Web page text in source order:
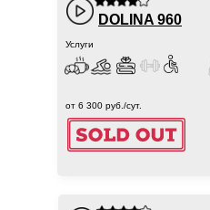
DOLINA 960
Услуги
от 6 300 руб./сут.